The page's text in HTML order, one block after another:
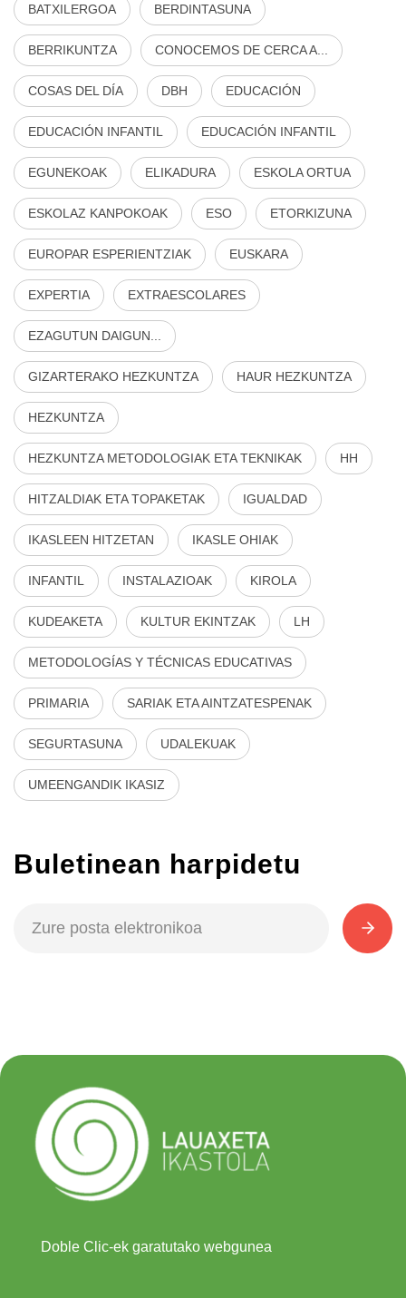
BATXILERGOA BERDINTASUNA
BERRIKUNTZA CONOCEMOS DE CERCA A...
COSAS DEL DÍA DBH EDUCACIÓN
EDUCACIÓN INFANTIL EDUCACIÓN INFANTIL
EGUNEKOAK ELIKADURA ESKOLA ORTUA
ESKOLAZ KANPOKOAK ESO ETORKIZUNA
EUROPAR ESPERIENTZIAK EUSKARA
EXPERTIA EXTRAESCOLARES
EZAGUTUN DAIGUN...
GIZARTERAKO HEZKUNTZA HAUR HEZKUNTZA
HEZKUNTZA
HEZKUNTZA METODOLOGIAK ETA TEKNIKAK HH
HITZALDIAK ETA TOPAKETAK IGUALDAD
IKASLEEN HITZETAN IKASLE OHIAK
INFANTIL INSTALAZIOAK KIROLA
KUDEAKETA KULTUR EKINTZAK LH
METODOLOGÍAS Y TÉCNICAS EDUCATIVAS
PRIMARIA SARIAK ETA AINTZATESPENAK
SEGURTASUNA UDALEKUAK
UMEENGANDIK IKASIZ
Buletinean harpidetu
Doble Clic-ek garatutako webgunea